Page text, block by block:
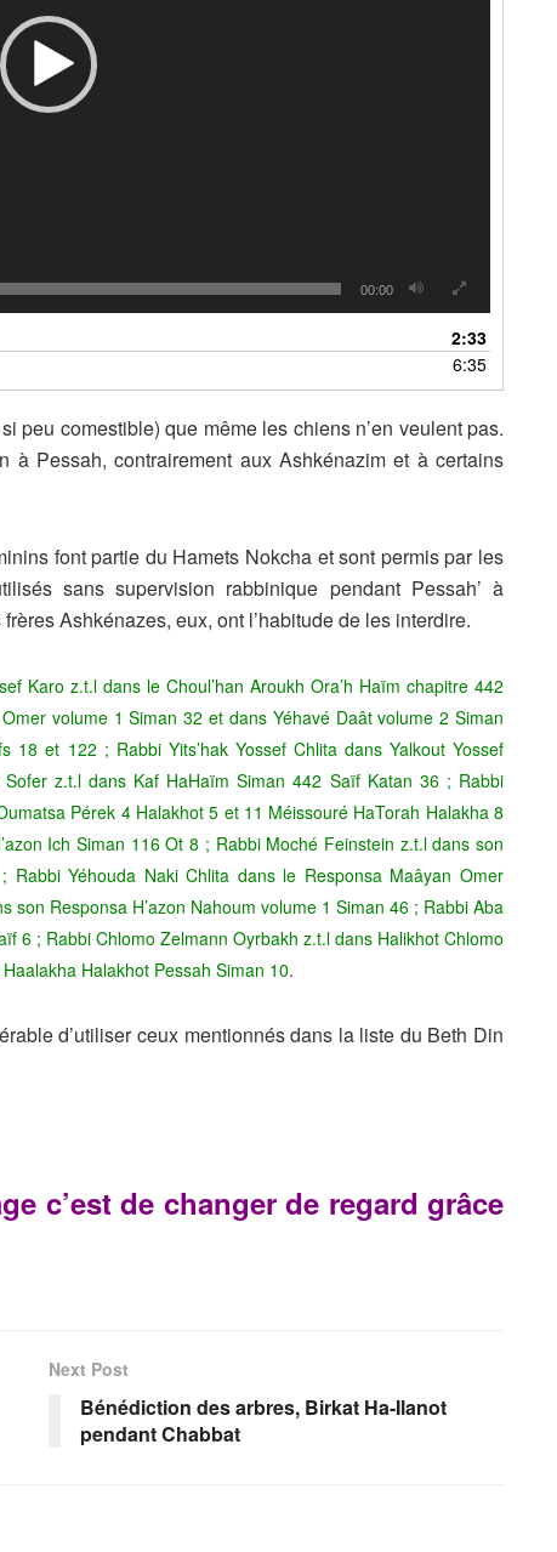
00:00
2:33
6:35
peu comestible) que même les chiens n’en veulent pas.
à Pessah, contrairement aux Ashkénazim et à certains
font partie du Hamets Nokcha et sont permis par les
sans supervision rabbinique pendant Pessah’ à
Ashkénazes, eux, ont l’habitude de les interdire.
Karo z.t.l dans le Choul’han Aroukh Ora’h Haïm chapitre 442
volume 1 Siman 32 et dans Yéhavé Daât volume 2 Siman
18 et 122 ; Rabbi Yits’hak Yossef Chlita dans Yalkout Yossef
z.t.l dans Kaf HaHaïm Siman 442 Saïf Katan 36 ; Rabbi
Pérek 4 Halakhot 5 et 11 Méissouré HaTorah Halakha 8
Ich Siman 116 Ot 8 ; Rabbi Moché Feinstein z.t.l dans son
Yéhouda Naki Chlita dans le Responsa Maâyan Omer
Responsa H’azon Nahoum volume 1 Siman 46 ; Rabbi Aba
6 ; Rabbi Chlomo Zelmann Oyrbakh z.t.l dans Halikhot Chlomo
Halakhot Pessah Siman 10.
d’utiliser ceux mentionnés dans la liste du Beth Din
c’est de changer de regard grâce
Next Post
Bénédiction des arbres, Birkat Ha-Ilanot
pendant Chabbat